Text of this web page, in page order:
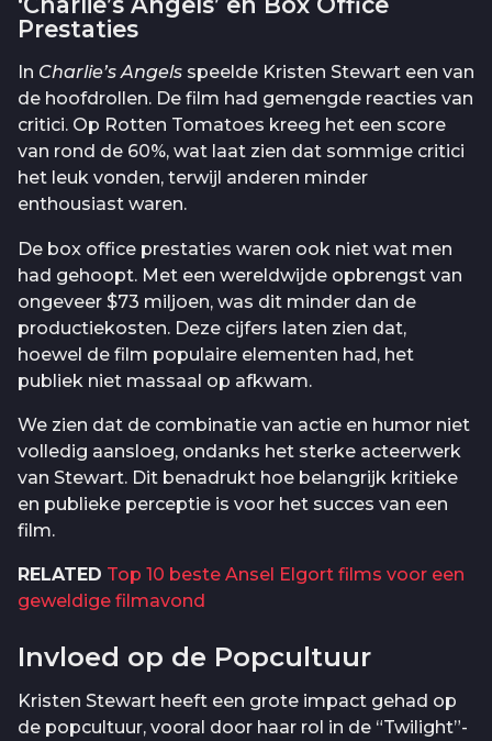
Prestaties
In Charlie’s Angels speelde Kristen Stewart een van
de hoofdrollen. De film had gemengde reacties van
critici. Op Rotten Tomatoes kreeg het een score
van rond de 60%, wat laat zien dat sommige critici
het leuk vonden, terwijl anderen minder
enthousiast waren.
De box office prestaties waren ook niet wat men
had gehoopt. Met een wereldwijde opbrengst van
ongeveer $73 miljoen, was dit minder dan de
productiekosten. Deze cijfers laten zien dat,
hoewel de film populaire elementen had, het
publiek niet massaal op afkwam.
We zien dat de combinatie van actie en humor niet
volledig aansloeg, ondanks het sterke acteerwerk
van Stewart. Dit benadrukt hoe belangrijk kritieke
en publieke perceptie is voor het succes van een
film.
RELATED Top 10 beste Ansel Elgort films voor een
geweldige filmavond
Invloed op de Popcultuur
Kristen Stewart heeft een grote impact gehad op
de popcultuur, vooral door haar rol in de “Twilight”-